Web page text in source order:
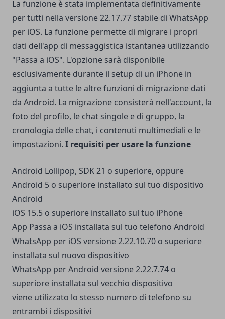
La funzione è stata implementata definitivamente
per tutti nella versione 22.17.77 stabile di WhatsApp
per iOS. La funzione permette di migrare i propri
dati dell'app di messaggistica istantanea utilizzando
"Passa a iOS". L'opzione sarà disponibile
esclusivamente durante il setup di un iPhone in
aggiunta a tutte le altre funzioni di migrazione dati
da Android. La migrazione consisterà nell'account, la
foto del profilo, le chat singole e di gruppo, la
cronologia delle chat, i contenuti multimediali e le
impostazioni. I requisiti per usare la funzione
Android Lollipop, SDK 21 o superiore, oppure
Android 5 o superiore installato sul tuo dispositivo
Android
iOS 15.5 o superiore installato sul tuo iPhone
App Passa a iOS installata sul tuo telefono Android
WhatsApp per iOS versione 2.22.10.70 o superiore
installata sul nuovo dispositivo
WhatsApp per Android versione 2.22.7.74 o
superiore installata sul vecchio dispositivo
viene utilizzato lo stesso numero di telefono su
entrambi i dispositivi